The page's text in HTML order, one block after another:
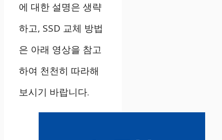
에 대한 설명은 생략
하고, SSD 교체 방법
은 아래 영상을 참고
하여 천천히 따라해
보시기 바랍니다.